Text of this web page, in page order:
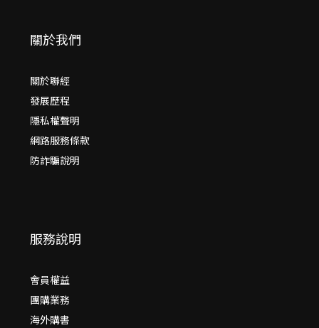
關於我們
關於聯經
發展歷程
隱私權聲明
網路服務條款
防詐騙說明
服務說明
會員權益
團購業務
海外購書